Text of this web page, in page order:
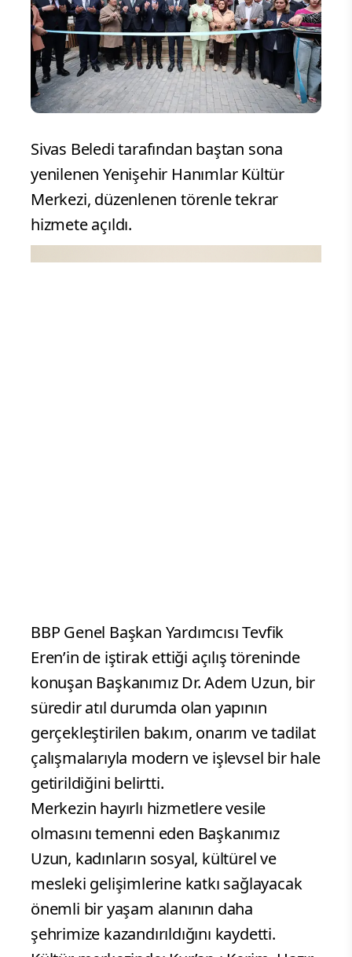
Sivas Beledi tarafından baştan sona
yenilenen Yenişehir Hanımlar Kültür
Merkezi, düzenlenen törenle tekrar
hizmete açıldı.
BBP Genel Başkan Yardımcısı Tevfik
Eren’in de iştirak ettiği açılış töreninde
konuşan Başkanımız Dr. Adem Uzun, bir
süredir atıl durumda olan yapının
gerçekleştirilen bakım, onarım ve tadilat
çalışmalarıyla modern ve işlevsel bir hale
getirildiğini belirtti.
Merkezin hayırlı hizmetlere vesile
olmasını temenni eden Başkanımız
Uzun, kadınların sosyal, kültürel ve
mesleki gelişimlerine katkı sağlayacak
önemli bir yaşam alanının daha
şehrimize kazandırıldığını kaydetti.